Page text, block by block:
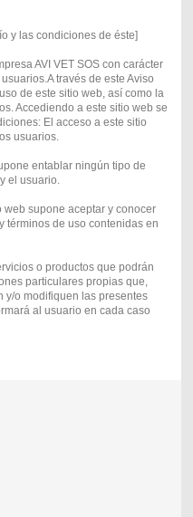
y las condiciones de éste]
AVI VET SOS con carácter
través de este Aviso
de este sitio web, así como la
Accediendo a este sitio web se
El acceso a este sitio
usuarios.
entablar ningún tipo de
el usuario.
web supone aceptar y conocer
términos de uso contenidas en
o productos que podrán
particulares propias que,
y/o modifiquen las presentes
al usuario en cada caso